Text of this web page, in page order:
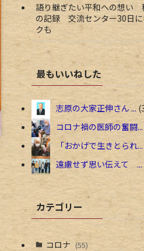
語り継ぎたい平和への想い
の記録 交流センター30日に
クも
最もいいねした
志原の大家正伸さん ...
コロナ禍の医師の奮闘...
「おかげで生きとられ...
遠慮せず思い伝えて ...
カテゴリー
コロナ (55)